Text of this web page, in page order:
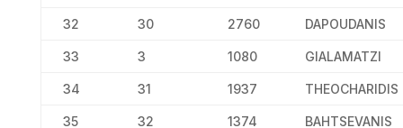
32 30 2760 DAPOUDANIS
33 3 1080 GIALAMATZI
34 31 1937 THEOCHARIDIS
35 32 1374 BAHTSEVANIS